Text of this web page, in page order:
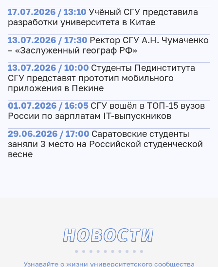
17.07.2026 / 13:10 Учёный СГУ представила
разработки университета в Китае
13.07.2026 / 17:30 Ректор СГУ А.Н. Чумаченко
– «Заслуженный географ РФ»
13.07.2026 / 10:00 Студенты Пединститута
СГУ представят прототип мобильного
приложения в Пекине
01.07.2026 / 16:05 СГУ вошёл в ТОП-15 вузов
России по зарплатам IT-выпускников
29.06.2026 / 17:00 Саратовские студенты
заняли 3 место на Российской студенческой
весне
Узнавайте о жизни университетского сообщества
НОВОСТИ